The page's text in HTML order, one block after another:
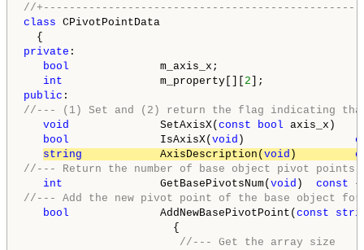
//
class CPivotPointData
private :
bool m_axis_x;
int m_property[][ 2
public
//--- (1) Set and (2) return the flag indicating
void SetAxisX( const bool axis_x)
bool IsAxisX( void )
string AxisDescription( void )
//--- Return the number of base object pivot points
int GetBasePivotsNum( void ) const
//--- Add the new pivot point of the base object for
bool AddNewBasePivotPoint( const
{
//--- Get the array size